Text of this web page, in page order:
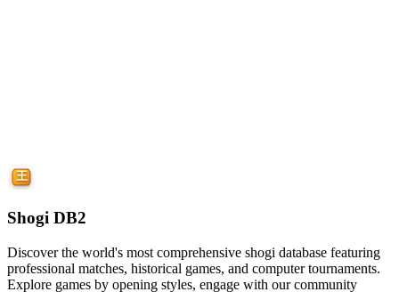
Shogi DB2
Discover the world's most comprehensive shogi database featuring
professional matches, historical games, and computer tournaments.
Explore games by opening styles, engage with our community